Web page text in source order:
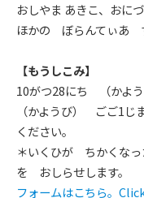
おしやま あきこ、おに
ほかの ぼらんてぃあ
【もうしこみ】
10がつ28にち （かよ
（かようび） ごご1
ください。
＊いくひが ちかくな
を おしらせします。
フォームはこちら。